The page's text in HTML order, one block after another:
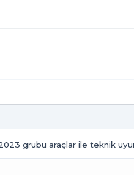
grubu araçlar ile teknik